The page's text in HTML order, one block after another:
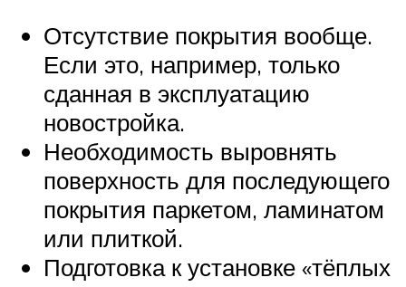
Отсутствие покрытия вообще.
Если это, например, только
сданная в эксплуатацию
новостройка.
Необходимость выровнять
поверхность для последующего
покрытия паркетом, ламинатом
или плиткой.
Подготовка к установке «тёплых